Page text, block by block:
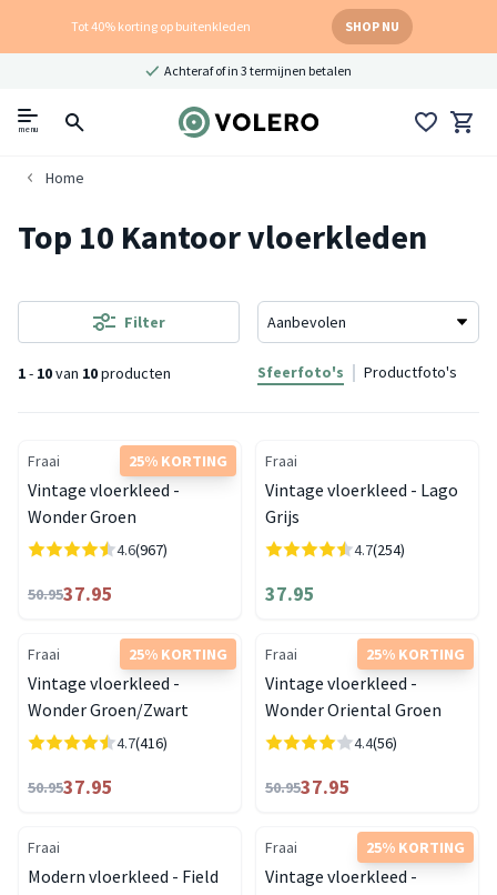
Tot 40% korting op buitenkleden SHOP NU
Achteraf of in 3 termijnen betalen
menu
Home
Top 10 Kantoor vloerkleden
1- 10van 10producten
Filter
Sfeerfoto's Productfoto's
25% KORTING
Fraai
Vintage vloerkleed -
Wonder Groen
4.6(967)
50.9537.95
Fraai
Vintage vloerkleed - Lago
Grijs
4.7(254)
37.95
25% KORTING
Fraai
Vintage vloerkleed -
Wonder Groen/Zwart
4.7(416)
50.9537.95
25% KORTING
Fraai
Vintage vloerkleed -
Wonder Oriental Groen
4.4(56)
50.9537.95
Fraai
Modern vloerkleed - Field
25% KORTING
Fraai
Vintage vloerkleed -